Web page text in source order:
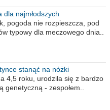
dla najmłodszych
pogoda nie rozpieszcza, pod
typowy dla meczowego dnia..
stanąć na nóżki
4,5 roku, urodziła się z bardzo
genetyczną - zespołem..